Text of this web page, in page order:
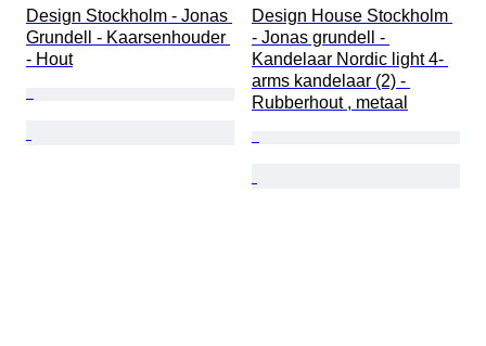
Design Stockholm - Jonas
Grundell - Kaarsenhouder
- Hout
Design House Stockholm
- Jonas grundell -
Kandelaar Nordic light 4-
arms kandelaar (2) -
Rubberhout , metaal